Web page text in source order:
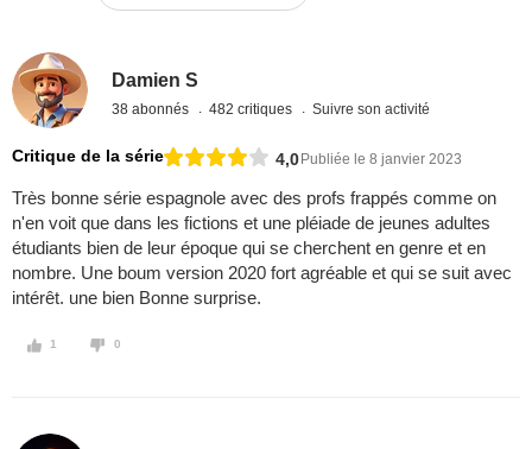
Damien S
38 abonnés 482 critiques Suivre son activité
Critique de la série 4,0Publiée le 8 janvier 2023
Très bonne série espagnole avec des profs frappés comme on
n'en voit que dans les fictions et une pléiade de jeunes adultes
étudiants bien de leur époque qui se cherchent en genre et en
nombre. Une boum version 2020 fort agréable et qui se suit avec
intérêt. une bien Bonne surprise.
1 0